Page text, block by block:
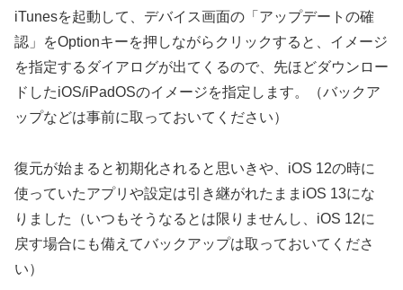
iTunesを起動して、デバイス画面の「アップデートの確
認」をOptionキーを押しながらクリックすると、イメージ
を指定するダイアログが出てくるので、先ほどダウンロー
ドしたiOS/iPadOSのイメージを指定します。（バックア
ップなどは事前に取っておいてください）
復元が始まると初期化されると思いきや、iOS 12の時に
使っていたアプリや設定は引き継がれたままiOS 13にな
りました（いつもそうなるとは限りませんし、iOS 12に
戻す場合にも備えてバックアップは取っておいてくださ
い）